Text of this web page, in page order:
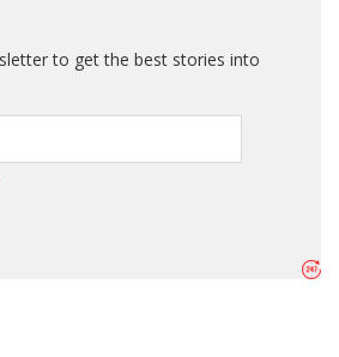
to get the best stories into